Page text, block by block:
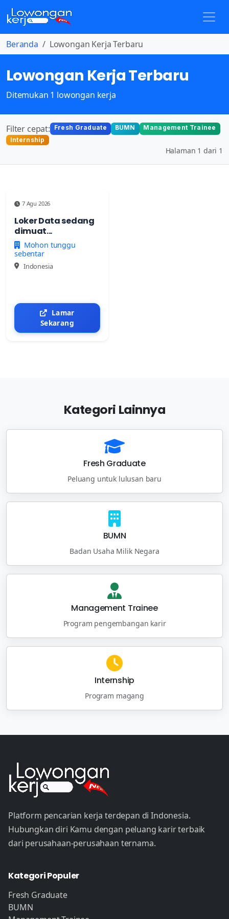
Beranda Lowongan Kerja Terbaru
Lowongan Kerja Terbaru
Ditemukan 1 lowongan kerja
Filter cepat: Fresh Graduate BUMN
Management Trainee
Internship
Halaman 1 dari 1
7 Agu 2026
Loker Data sedang
dimuat...
Mohon tunggu
sebentar
Indonesia
Lamar
Sekarang
Kategori Lainnya
Fresh Graduate
Peluang untuk lulusan baru
BUMN
Badan Usaha Milik Negara
Management Trainee
Program pengembangan karir
Internship
Program magang
Platform pencarian kerja terdepan di Indonesia.
Hubungkan diri Kamu dengan peluang karir terbaik
dari perusahaan-perusahaan ternama.
Kategori Populer
Fresh Graduate
BUMN